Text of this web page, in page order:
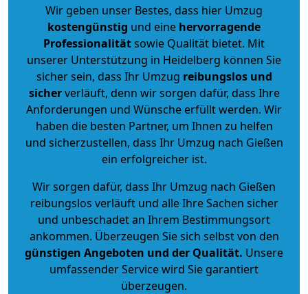
Wir geben unser Bestes, dass hier Umzug
kostengünstig und eine hervorragende
Professionalitätsowie Qualität bietet. Mit
unserer Unterstützung in Heidelberg können Sie
sicher sein, dass Ihr Umzug reibungslos und
sicherverläuft, denn wir sorgen dafür, dass Ihre
Anforderungen und Wünsche erfüllt werden. Wir
haben die besten Partner, um Ihnen zu helfen
und sicherzustellen, dass Ihr Umzug nach Gießen
ein erfolgreicher ist.
Wir sorgen dafür, dass Ihr Umzug nach Gießen
reibungslos verläuft und alle Ihre Sachen sicher
und unbeschadet an Ihrem Bestimmungsort
ankommen. Überzeugen Sie sich selbst von den
günstigen Angeboten und der Qualität. Unsere
umfassender Service wird Sie garantiert
überzeugen.